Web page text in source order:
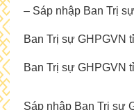
– Sáp nhập Ban Trị
Ban Trị sự GHPGVN
Ban Trị sự GHPGVN
Sáp nhập Ban Trị sự